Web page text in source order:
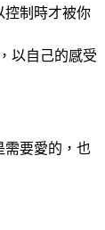
控制時才被你
以自己的感受
需要愛的，也